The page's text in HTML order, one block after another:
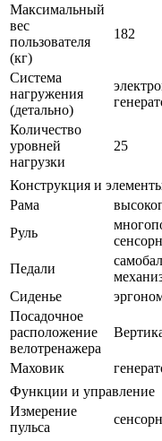
Максимальный
вес
пользователя
(кг)
182
Система
нагружения
(детально)
Количество
уровней
нагрузки
25
Конструкция и
Рама
Руль
Педали
Сиденье
Посадочное
расположение
велотренажера
Маховик
Функции и управление
Измерение
пульса